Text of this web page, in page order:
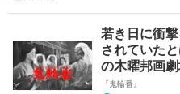
若き日に衝
されていた
の木曜邦画
『鬼輪番』